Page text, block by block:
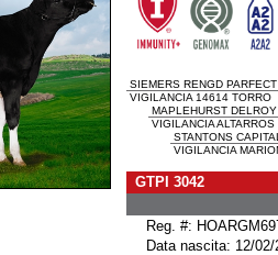
SIEMERS RENGD PARFECT
VIGILANCIA 14614 TORRO
MAPLEHURST
VIGILANCIA
STANTONS
VIGILANCIA
GTPI 3042
Reg. #:
Data nascita: 12/02/